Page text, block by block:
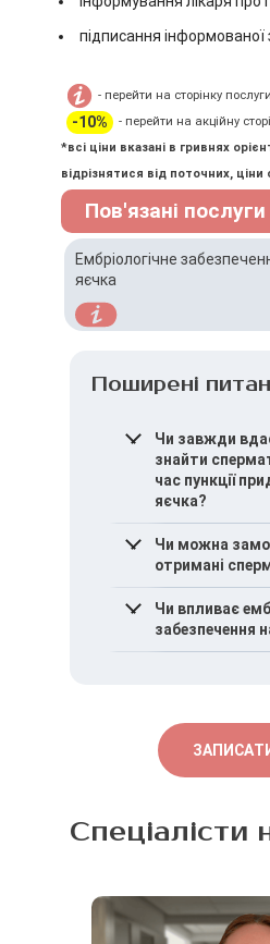
підписання
- перейти на сторінку послуги
-10%
- перейти на акційну
*всі ціни вказані в гривнях
відрізнятися від поточних, ціни
Пов'язані послуги
Ембріологічне
яєчка
Поширені
Чи завжди
знайти
час пункції
яєчка?
Ні, результат
причини
стану придатку
Чи можна
отримані
Так, за наявності
життєздатних
можливе їх
Чи впливає
забезпечення
можливість
сперматозоїдів.
Спеціалісти